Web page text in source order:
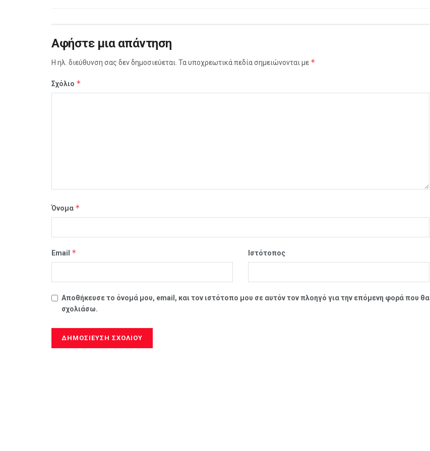
Αφήστε μια απάντηση
Η ηλ. διεύθυνση σας δεν δημοσιεύεται. Τα υποχρεωτικά πεδία σημειώνονται με *
Σχόλιο *
Όνομα *
Email * Ιστότοπος
Αποθήκευσε το όνομά μου, email, και τον ιστότοπο μου σε αυτόν τον πλοηγό για την επόμενη φορά που θα
σχολιάσω.